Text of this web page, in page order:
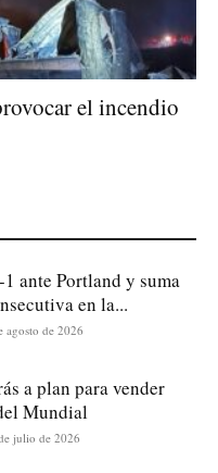
el incendio
ante Portland y suma
en la...
agosto de 2026
a plan para vender
Mundial
julio de 2026